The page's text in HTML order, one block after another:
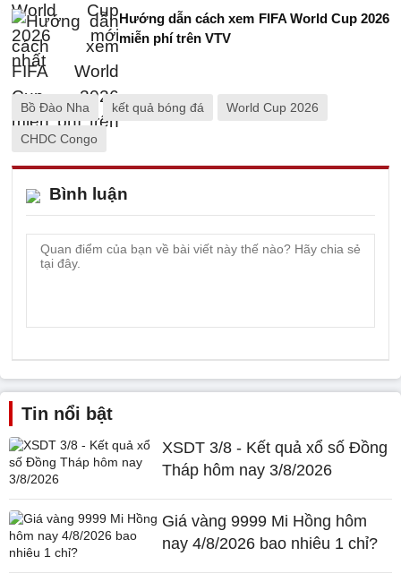
Hướng dẫn cách xem FIFA World Cup 2026
miễn phí trên VTV
Bồ Đào Nha kết quả bóng đá World Cup 2026
CHDC Congo
Bình luận
Tin nổi bật
XSDT 3/8 - Kết quả xổ số Đồng
Tháp hôm nay 3/8/2026
Giá vàng 9999 Mi Hồng hôm
nay 4/8/2026 bao nhiêu 1 chỉ?